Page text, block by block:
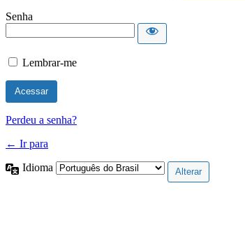
Senha
Lembrar-me
Perdeu a senha?
← Ir para
Idioma